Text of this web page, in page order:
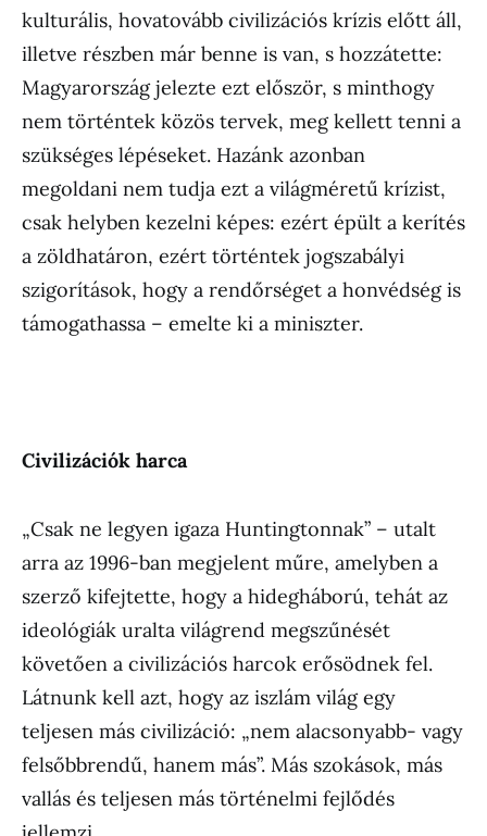
kulturális, hovatovább civilizációs krízis előtt áll,
illetve részben már benne is van, s hozzátette:
Magyarország jelezte ezt először, s minthogy
nem történtek közös tervek, meg kellett tenni a
szükséges lépéseket. Hazánk azonban
megoldani nem tudja ezt a világméretű krízist,
csak helyben kezelni képes: ezért épült a kerítés
a zöldhatáron, ezért történtek jogszabályi
szigorítások, hogy a rendőrséget a honvédség is
támogathassa – emelte ki a miniszter.
Civilizációk harca
„Csak ne legyen igaza Huntingtonnak” – utalt
arra az 1996-ban megjelent műre, amelyben a
szerző kifejtette, hogy a hidegháború, tehát az
ideológiák uralta világrend megszűnését
követően a civilizációs harcok erősödnek fel.
Látnunk kell azt, hogy az iszlám világ egy
teljesen más civilizáció: „nem alacsonyabb- vagy
felsőbbrendű, hanem más”. Más szokások, más
vallás és teljesen más történelmi fejlődés